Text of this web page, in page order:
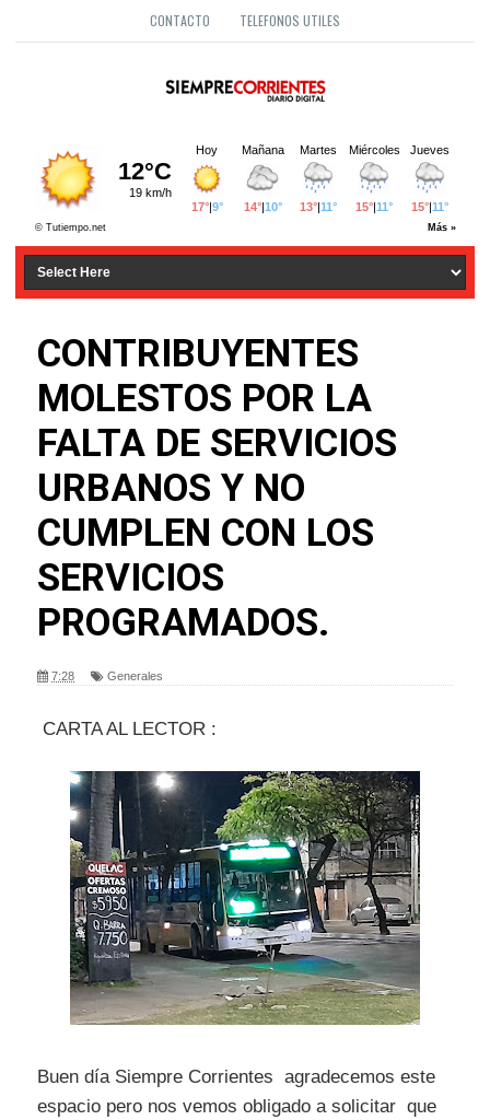
CONTACTO TELEFONOS UTILES
CONTRIBUYENTES
MOLESTOS POR LA
FALTA DE SERVICIOS
URBANOS Y NO
CUMPLEN CON LOS
SERVICIOS
PROGRAMADOS.
7:28 Generales
CARTA AL LECTOR :
Buen día Siempre Corrientes agradecemos este
espacio pero nos vemos obligado a solicitar que